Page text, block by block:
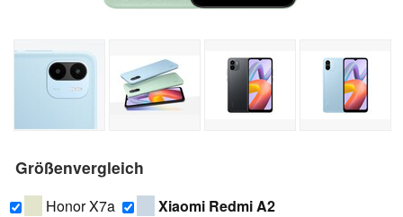
Größenvergleich
Honor X7a
Xiaomi Redmi A2